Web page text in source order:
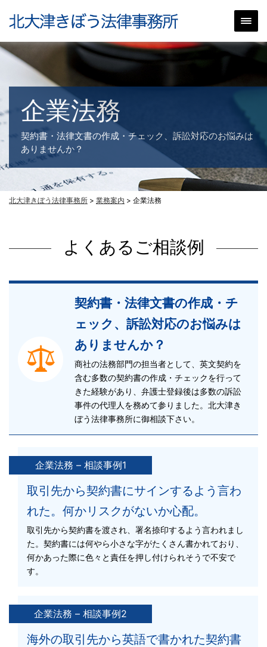
企業法務
契約書・法律文書の作成・チェック、訴訟対応のお悩みは
ありませんか？
北大津きぼう法律事務所 > 業務案内 > 企業法務
よくあるご相談例
契約書・法律文書の作成・チ
ェック、訴訟対応のお悩みは
ありませんか？
商社の法務部門の担当者として、英文契約を
含む多数の契約書の作成・チェックを行って
きた経験があり、弁護士登録後は多数の訴訟
事件の代理人を務めて参りました。北大津き
ぼう法律事務所に御相談下さい。
企業法務 – 相談事例1
取引先から契約書にサインするよう言わ
れた。何かリスクがないか心配。
取引先から契約書を渡され、署名捺印するよう言われまし
た。契約書には何やら小さな字がたくさん書かれており、
何かあった際に色々と責任を押し付けられそうで不安で
す。
企業法務 – 相談事例2
海外の取引先から英語で書かれた契約書